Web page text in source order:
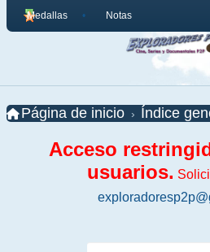
Medallas Notas
Página de inicio Índice
Acceso
usuarios.